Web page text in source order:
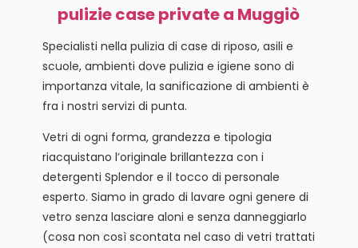
pulizie case private a Muggiò
Specialisti nella pulizia di case di riposo, asili e
scuole, ambienti dove pulizia e igiene sono di
importanza vitale, la sanificazione di ambienti è
fra i nostri servizi di punta.
Vetri di ogni forma, grandezza e tipologia
riacquistano l’originale brillantezza con i
detergenti Splendor e il tocco di personale
esperto. Siamo in grado di lavare ogni genere di
vetro senza lasciare aloni e senza danneggiarlo
(cosa non così scontata nel caso di vetri trattati